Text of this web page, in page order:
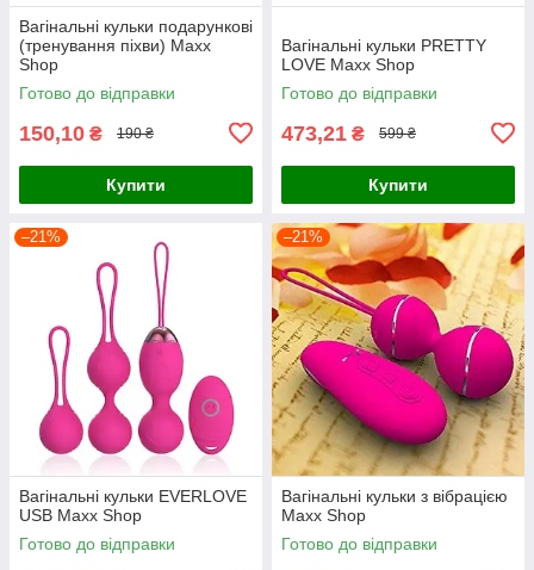
Вагінальні кульки подарункові
(тренування піхви) Maxx
Shop
Готово до відправки
150,10 ₴ 190 ₴
Купити
Вагінальні кульки PRETTY
LOVE Maxx Shop
Готово до відправки
473,21 ₴ 599 ₴
Купити
–21%
Вагінальні кульки EVERLOVE
USB Maxx Shop
Готово до відправки
–21%
Вагінальні кульки з вібрацією
Maxx Shop
Готово до відправки